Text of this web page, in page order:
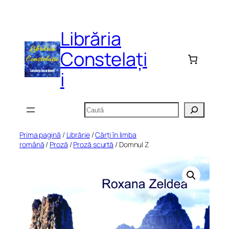
Librăria
Constelați
i
Caută
Prima pagină / Librărie/Cărți în limba
română / Proză /Proză scurtă / Domnul Z